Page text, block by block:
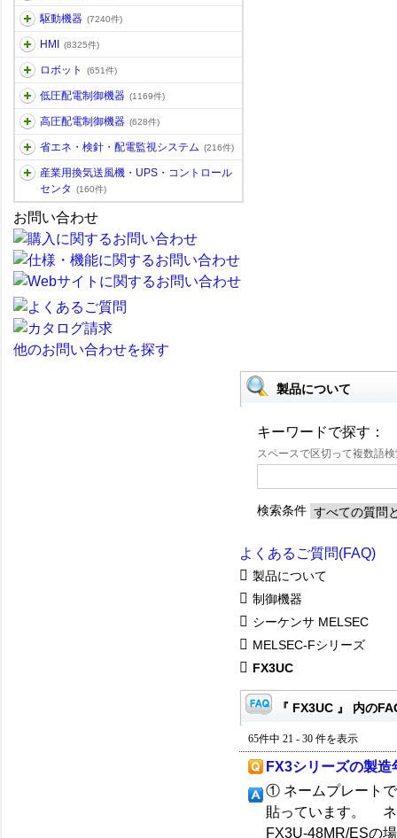
駆動機器 (7240件)
HMI (8325件)
ロボット (651件)
低圧配電制御機器 (1169件)
高圧配電制御機器 (628件)
省エネ・検針・配電監視システム (216件)
産業用換気送風機・UPS・コントロール
センタ
(160件)
お問い合わせ
他のお問い合わせを探す
製品について
キーワードで探す：
スペースで区切って複数語
検索条件
よくあるご質問(FAQ)
製品について
制御機器
シーケンサ MELSEC
MELSEC-Fシリーズ
FX3UC
『 FX3UC 』 内の
65件中 21 - 30 件を表示
FX3シリーズの製
① ネームプレート
貼っています。 ネ
FX3U-48MR/ESの